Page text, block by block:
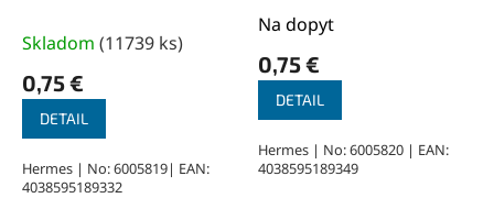
pena Z180
Skladom (11739 ks)
0,75 €
DETAIL
Hermes | No: 6005819| EAN:
4038595189332
97x123x12 mm, korund/PU
pena Z220
Priemerné
hodnotenie
produktu
5,0
z
5
Na dopyt
0,75 €
DETAIL
Hermes | No: 6005820 | EAN:
4038595189349